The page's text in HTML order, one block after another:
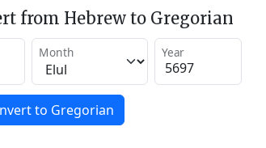
from Hebrew to Gregorian
Month Year
to Gregorian